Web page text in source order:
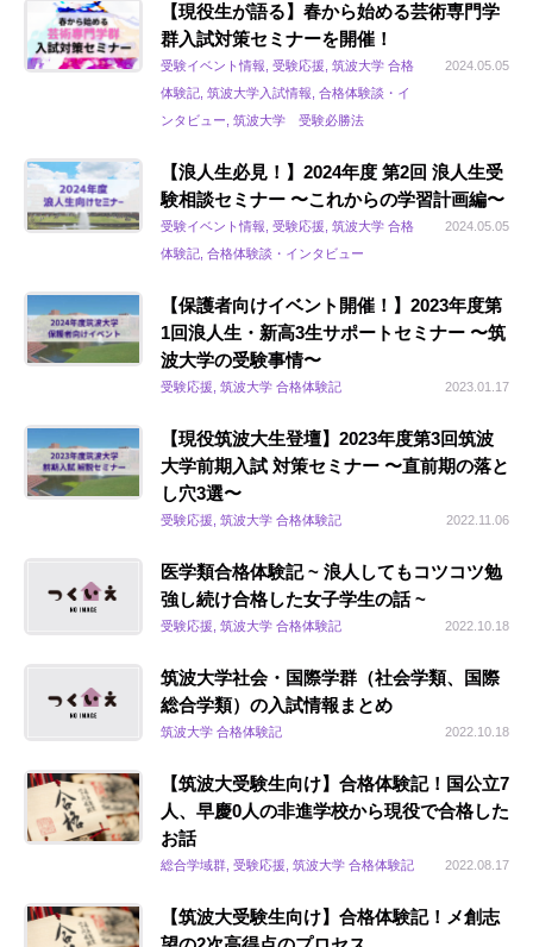
【現役生が語る】春から始める芸術専門学
群入試対策セミナーを開催！
受験イベント情報, 受験応援, 筑波大学 合格
体験記, 筑波大学入試情報, 合格体験談・イ
ンタビュー, 筑波大学 受験必勝法
2024.05.05
【浪人生必見！】2024年度 第2回 浪人生受
験相談セミナー 〜これからの学習計画編〜
受験イベント情報, 受験応援, 筑波大学 合格
体験記, 合格体験談・インタビュー
2024.05.05
【保護者向けイベント開催！】2023年度第
1回浪人生・新高3生サポートセミナー 〜筑
波大学の受験事情〜
受験応援, 筑波大学 合格体験記 2023.01.17
【現役筑波大生登壇】2023年度第3回筑波
大学前期入試 対策セミナー 〜直前期の落と
し穴3選〜
受験応援, 筑波大学 合格体験記 2022.11.06
医学類合格体験記 ~ 浪人してもコツコツ勉
強し続け合格した女子学生の話 ~
受験応援, 筑波大学 合格体験記 2022.10.18
筑波大学社会・国際学群（社会学類、国際
総合学類）の入試情報まとめ
筑波大学 合格体験記 2022.10.18
【筑波大受験生向け】合格体験記！国公立7
人、早慶0人の非進学校から現役で合格した
お話
総合学域群, 受験応援, 筑波大学 合格体験記 2022.08.17
【筑波大受験生向け】合格体験記！メ創志